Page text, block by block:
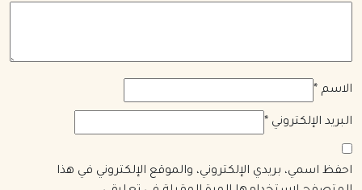
الاسم *
البريد الإلكتروني *
احفظ اسمي، بريدي الإلكتروني، والموقع الإلكتروني في هذا